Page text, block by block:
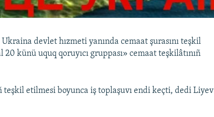
devlet hızmeti yanında cemaat şurasını teşkil
künü uquq qoruyıcı gruppası» cemaat teşkilâtınıñ
teşkil etilmesi boyunca iş toplaşuvı endi keçti, dedi Liyev